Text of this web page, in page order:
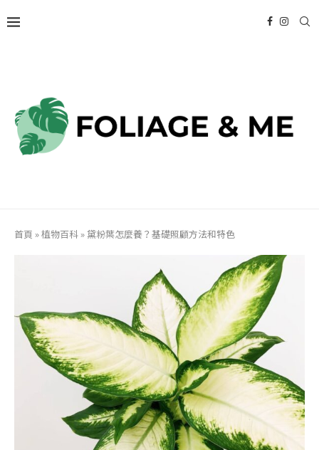
首頁 »植物百科»黛粉葉怎麼養？基礎照顧方法和特色